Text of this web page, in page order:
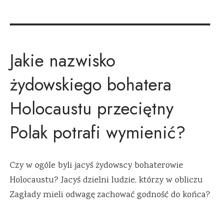
Jakie nazwisko
żydowskiego bohatera
Holocaustu przeciętny
Polak potrafi wymienić?
Czy w ogóle byli jacyś żydowscy bohaterowie
Holocaustu? Jacyś dzielni ludzie, którzy w obliczu
Zagłady mieli odwagę zachować godność do końca?